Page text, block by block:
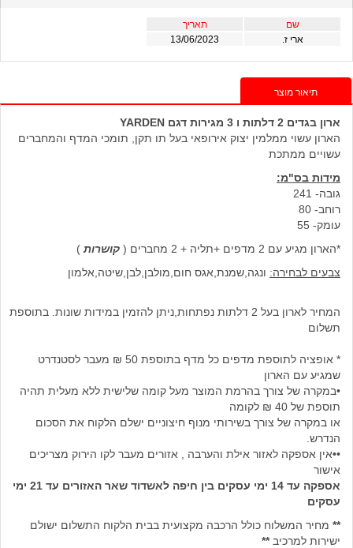
שם
תאריך
ארי ז.
13/06/2023
תיאור מוצר
ארון בגדים 2 דלתות ו 3 מגירות
דגם YARDEN
הארון עשוי ממלמין יצוק אירופאי בעל תו תקן, תומכי המדף והמחברים
עשויים ממתכת
מידות בס"מ:
גובה- 241
רוחב- 80
עומק- 55
*הארון מגיע עם 2 מדפים +תליה + 2 מחברים (
קושרות )
צבעים לבחירה: ונגה,שמנת,אגס חום,מולבן,לבן,שיטה,אלמון
המחיר לארון בעל 2 דלתות נפתחות,ניתן להזמין במידות שונות. בתוספת
תשלום
* אופציה לתוספת מדפים כל מדף בתוספת 50 ₪ מעבר לסטנדרט
שמגיע עם הארון
•במקרה של צורך בהרמת המוצר מעל קומה שלישית ללא מעלית תהיה
תוספת של 40 ₪ לקומה
או במקרה של צורך בשירותי מנוף חיצוניים ישלם הלקוח את הסכום
הנדרש.
••אין אספקה לאזור אילת והערבה , אזורים מעבר לקו הירוק מצריכים
אישור
אספקה עד 14 ימי עסקים בין חיפה לאשדוד שאר האזורים עד 21 ימי
עסקים
** מחיר המשלוח כולל הרכבה מקצועית בבית הלקוח התשלום ישולם
ישירות למרכיב**